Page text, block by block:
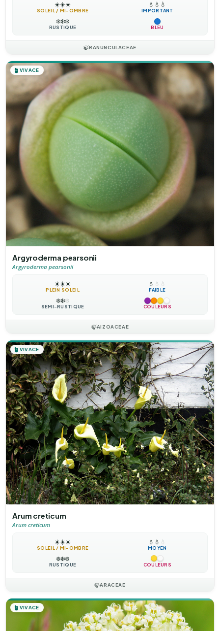
☀️☀️☀️
SOLEIL / MI-OMBRE
💧 💧 💧
IMPORTANT
❄️❄️❄️
RUSTIQUE BLEU
🍃RANUNCULACEAE
🪴 VIVACE
Argyroderma pearsonii
Argyroderma pearsonii
☀️☀️☀️
PLEIN SOLEIL
💧 💧 💧
FAIBLE
❄️❄️❄️
SEMI-RUSTIQUE COULEURS
🍃AIZOACEAE
🪴 VIVACE
Arum creticum
Arum creticum
☀️☀️☀️
SOLEIL / MI-OMBRE
💧 💧 💧
MOYEN
❄️❄️❄️
RUSTIQUE COULEURS
🍃ARACEAE
🪴 VIVACE